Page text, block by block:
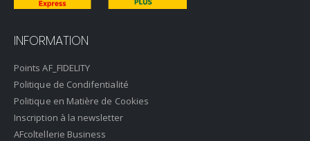
INFORMATION
Points AF_FIDELITY
Politique de Condifentialité
Politique en Matière de Cookies
Inscription à la newsletter
AFcoltellerie Business